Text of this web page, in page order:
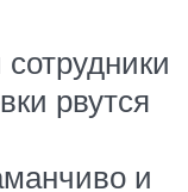
рвутся
и